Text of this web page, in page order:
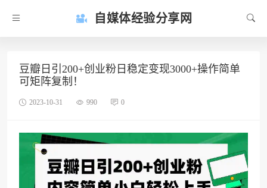
自媒体经验分享网
豆瓣日引200+创业粉日稳定变现3000+操作简单
可矩阵复制！
2023-10-31 990 0